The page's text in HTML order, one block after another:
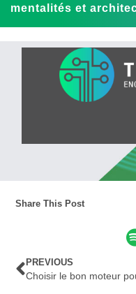
mentalités et
Share This Post
PREVIOUS